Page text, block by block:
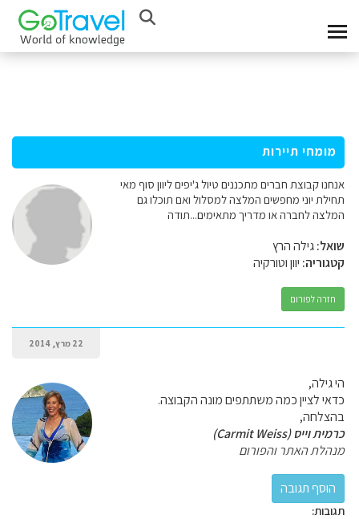
מומחי תיירות
אנחנו קבוצת חברים מתכננים טיול ג'יפים ליוון סוף מאי
תחילת יוני מחפשים המלצה למסלול ואם תוכלו גם
המלצה לחברה או מדריך מתאימים...תודה
שואל:גילה הרץ
קטגוריה: יוון וטורקיה
חזרה לפורום
22 מרץ, 2014
הי גילה,
כדאי לציין כמה משתתפים מונה הקבוצה.
בהצלחה,
כרמית וייס (Carmit Weiss)
מנהלת האתר והפורום
תגובות: